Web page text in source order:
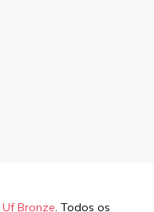
Uf Bronze. Todos os